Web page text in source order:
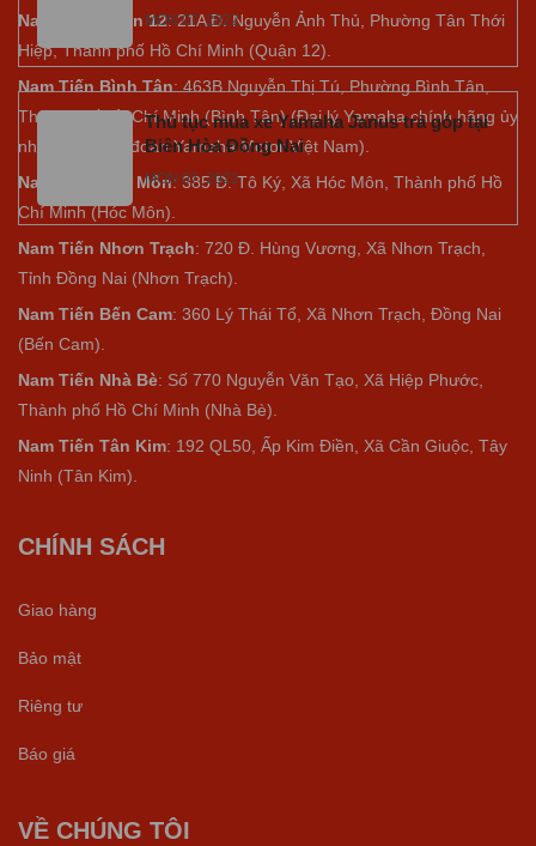
MON 07, 2022
Thủ tục mua xe Yamaha Janus trả góp tại
Biên Hòa Đồng Nai
MON 07, 2022
Nam Tiến Quận 12: 21A Đ. Nguyễn Ảnh Thủ, Phường Tân Thới
Hiệp, Thành phố Hồ Chí Minh (Quận 12).
Nam Tiến Bình Tân: 463B Nguyễn Thị Tú, Phường Bình Tân,
Thành phố Hồ Chí Minh (Bình Tân) (Đại lý Yamaha chính hãng ủy
nhiệm của tập đoàn Yamaha Motor Việt Nam).
Nam Tiến Hóc Môn: 385 Đ. Tô Ký, Xã Hóc Môn, Thành phố Hồ
Chí Minh (Hóc Môn).
Nam Tiến Nhơn Trạch: 720 Đ. Hùng Vương, Xã Nhơn Trạch,
Tỉnh Đồng Nai (Nhơn Trạch).
Nam Tiến Bến Cam: 360 Lý Thái Tổ, Xã Nhơn Trạch, Đồng Nai
(Bến Cam).
Nam Tiến Nhà Bè: Số 770 Nguyễn Văn Tạo, Xã Hiệp Phước,
Thành phố Hồ Chí Minh (Nhà Bè).
Nam Tiến Tân Kim: 192 QL50, Ấp Kim Điền, Xã Cần Giuộc, Tây
Ninh (Tân Kim).
CHÍNH SÁCH
Giao hàng
Bảo mật
Riêng tư
Báo giá
VỀ CHÚNG TÔI